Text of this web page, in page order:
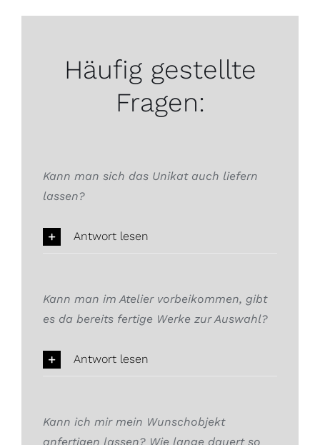
Häufig gestellte
Fragen:
Kann man sich das Unikat auch liefern
lassen?
Antwort lesen
Kann man im Atelier vorbeikommen, gibt
es da bereits fertige Werke zur Auswahl?
Antwort lesen
Kann ich mir mein Wunschobjekt
anfertigen lassen? Wie lange dauert so